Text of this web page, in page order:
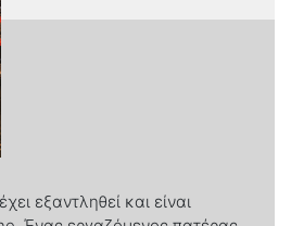
εξαντληθεί και είναι